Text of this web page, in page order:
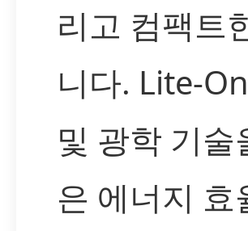
리고 컴팩트
니다. Lite-
및 광학 기
은 에너지